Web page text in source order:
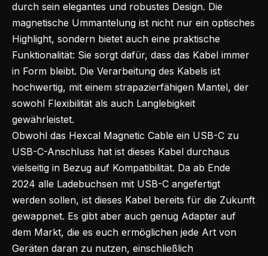
durch sein elegantes und robustes Design. Die
magnetische Ummantelung ist nicht nur ein optisches
Highlight, sondern bietet auch eine praktische
Funktionalität: Sie sorgt dafür, dass das Kabel immer
in Form bleibt. Die Verarbeitung des Kabels ist
hochwertig, mit einem strapazierfähigen Mantel, der
sowohl Flexibilität als auch Langlebigkeit
gewährleistet.
Obwohl das Hexcal Magnetic Cable ein USB-C zu
USB-C-Anschluss hat ist dieses Kabel durchaus
vielseitig in Bezug auf Kompatibilität. Da ab Ende
2024 alle Ladebuchsen mit USB-C angefertigt
werden sollen, ist dieses Kabel bereits für die Zukunft
gewappnet. Es gibt aber auch genug Adapter auf
dem Markt, die es euch ermöglichen jede Art von
Geräten daran zu nutzen, einschließlich